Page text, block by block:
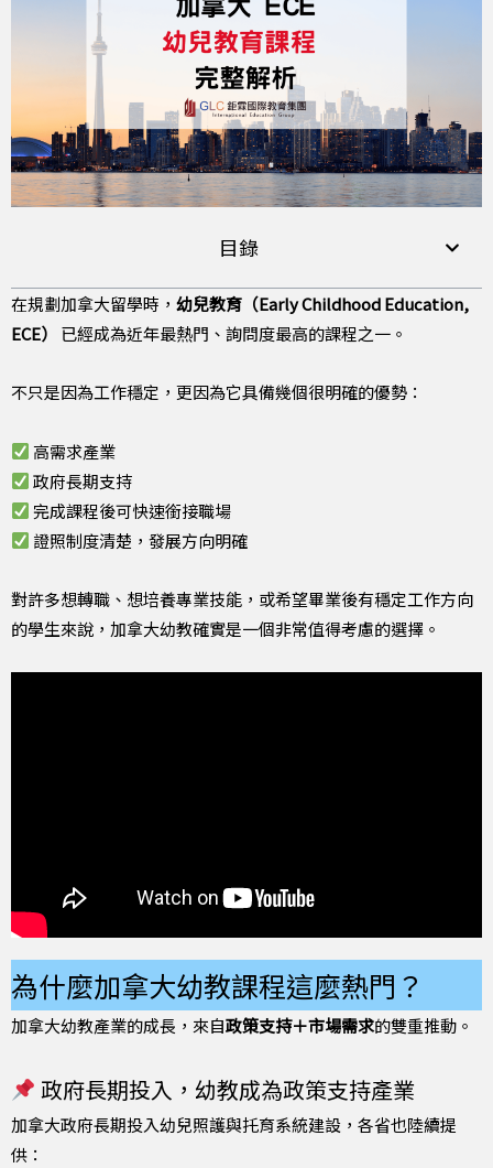
目錄
在規劃加拿大留學時， 幼兒教育（Early Childhood Education,
ECE）
已經成為近年最熱門、詢問度最高的課程之一。
不只是因為工作穩定，更因為它具備幾個很明確的優勢：
高需求產業
政府長期支持
完成課程後可快速銜接職場
證照制度清楚，發展方向明確
對許多想轉職、想培養專業技能，或希望畢業後有穩定工作方向
的學生來說，加拿大幼教確實是一個非常值得考慮的選擇。
為什麼加拿大幼教課程這麼熱門？
加拿大幼教產業的成長，來自政策支持＋市場需求的雙重推動。
政府長期投入，幼教成為政策支持產業
加拿大政府長期投入幼兒照護與托育系統建設，各省也陸續提
供：